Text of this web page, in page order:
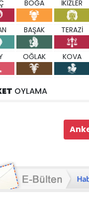
BOĞA İKİZLER
BAŞAK TERAZİ
OĞLAK KOVA
OYLAMA